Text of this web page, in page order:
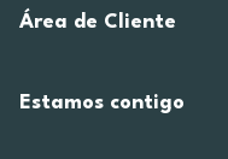
Área de Cliente
Estamos contigo